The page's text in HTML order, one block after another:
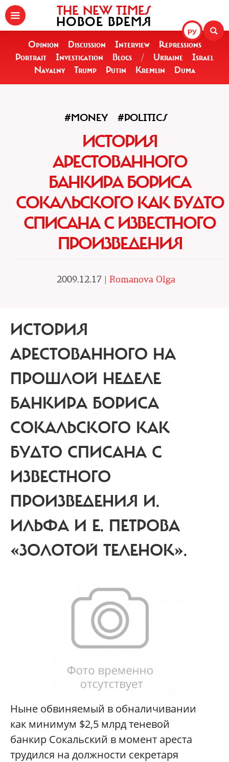
РУ
THE NEW TIMES
НОВОЕ ВРЕМЯ
Opinion Discussion Interview
Repressions
Portrait
Investigation Blogs / Ukraine
Israel
Navalny
Trump Putin Kremlin Duma
#MONEY #POLITICS
ИСТОРИЯ
АРЕСТОВАННОГО
БАНКИРА БОРИСА
СОКАЛЬСКОГО КАК БУДТО
СПИСАНА С ИЗВЕСТНОГО
ПРОИЗВЕДЕНИЯ
2009.12.17 | Romanova Olga
ИСТОРИЯ
АРЕСТОВАННОГО НА
ПРОШЛОЙ НЕДЕЛЕ
БАНКИРАБОРИСА
СОКАЛЬСКОГО КАК
БУДТО СПИСАНА С
ИЗВЕСТНОГО
ПРОИЗВЕДЕНИЯ И.
ИЛЬФА И Е. ПЕТРОВА
«ЗОЛОТОЙ ТЕЛЕНОК».
Ныне обвиняемый в обналичивании
как минимум $2,5 млрд теневой
банкир Сокальский в момент ареста
трудился на должности секретаря